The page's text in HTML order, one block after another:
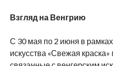
Взгляд на Венгрию
С 30 мая по 2 июня в
искусства «Свежая